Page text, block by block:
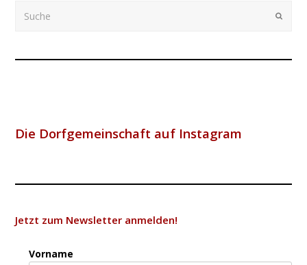
Submit
Die Dorfgemeinschaft auf Instagram
Jetzt zum Newsletter anmelden!
Vorname